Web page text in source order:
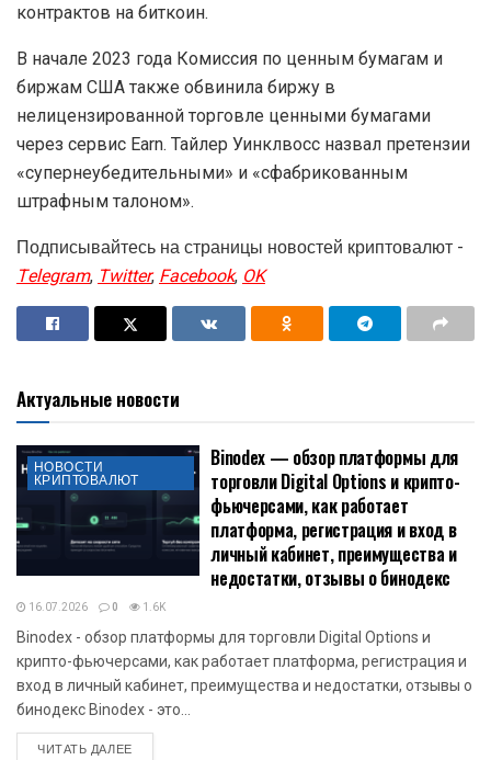
контрактов на биткоин.
В начале 2023 года Комиссия по ценным бумагам и
биржам США также обвинила биржу в
нелицензированной торговле ценными бумагами
через сервис Earn. Тайлер Уинклвосс назвал претензии
«супернеубедительными» и «сфабрикованным
штрафным талоном».
Подписывайтесь на страницы новостей криптовалют -
Telegram,Twitter,Facebook,OK
Актуальные новости
НОВОСТИ
КРИПТОВАЛЮТ
Binodex — обзор платформы для
торговли Digital Options и крипто-
фьючерсами, как работает
платформа, регистрация и вход в
личный кабинет, преимущества и
недостатки, отзывы о бинодекс
16.07.2026 0 1.6K
Binodex - обзор платформы для торговли Digital Options и
крипто-фьючерсами, как работает платформа, регистрация и
вход в личный кабинет, преимущества и недостатки, отзывы о
бинодекс Binodex - это...
ЧИТАТЬ ДАЛЕЕDETAILS